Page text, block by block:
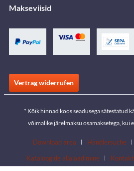
Makseviisid
Vertrag widerrufen
* Kõik hinnad koos seadusega sätestatud
võimalike järelmaksu osamaksetega, kui
Download area Händlersuche
Kataloogide allalaadimine
Kontakt